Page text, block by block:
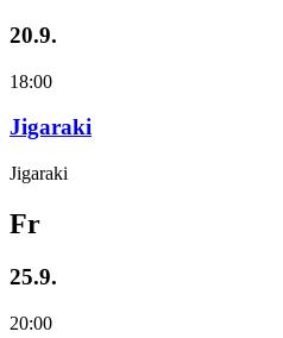
20.9.
18:00
Jigaraki
Jigaraki
Fr
25.9.
20:00